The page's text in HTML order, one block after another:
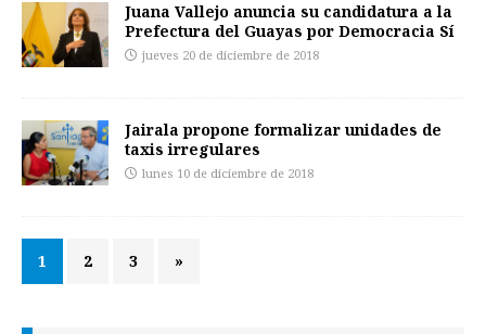
Juana Vallejo anuncia su candidatura a la
Prefectura del Guayas por Democracia Sí
jueves 20 de diciembre de 2018
Jairala propone formalizar unidades de
taxis irregulares
lunes 10 de diciembre de 2018
1 2 3 »